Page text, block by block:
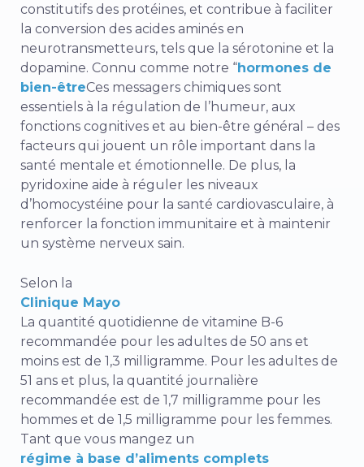
constitutifs des protéines, et contribue à faciliter
la conversion des acides aminés en
neurotransmetteurs, tels que la sérotonine et la
dopamine. Connu comme notre “hormones de
bien-êtreCes messagers chimiques sont
essentiels à la régulation de l’humeur, aux
fonctions cognitives et au bien-être général – des
facteurs qui jouent un rôle important dans la
santé mentale et émotionnelle. De plus, la
pyridoxine aide à réguler les niveaux
d’homocystéine pour la santé cardiovasculaire, à
renforcer la fonction immunitaire et à maintenir
un système nerveux sain.
Selon la
Clinique Mayo
La quantité quotidienne de vitamine B-6
recommandée pour les adultes de 50 ans et
moins est de 1,3 milligramme. Pour les adultes de
51 ans et plus, la quantité journalière
recommandée est de 1,7 milligramme pour les
hommes et de 1,5 milligramme pour les femmes.
Tant que vous mangez un
régime à base d’aliments complets